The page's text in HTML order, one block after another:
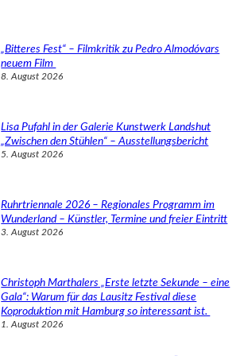
„Bitteres Fest“ – Filmkritik zu Pedro Almodóvars
neuem Film
8. August 2026
Lisa Pufahl in der Galerie Kunstwerk Landshut
„Zwischen den Stühlen“ – Ausstellungsbericht
5. August 2026
Ruhrtriennale 2026 – Regionales Programm im
Wunderland – Künstler, Termine und freier Eintritt
3. August 2026
Christoph Marthalers „Erste letzte Sekunde – eine
Gala“: Warum für das Lausitz Festival diese
Koproduktion mit Hamburg so interessant ist.
1. August 2026